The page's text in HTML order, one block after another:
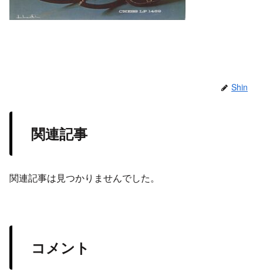
Shin
関連記事
関連記事は見つかりませんでした。
コメント